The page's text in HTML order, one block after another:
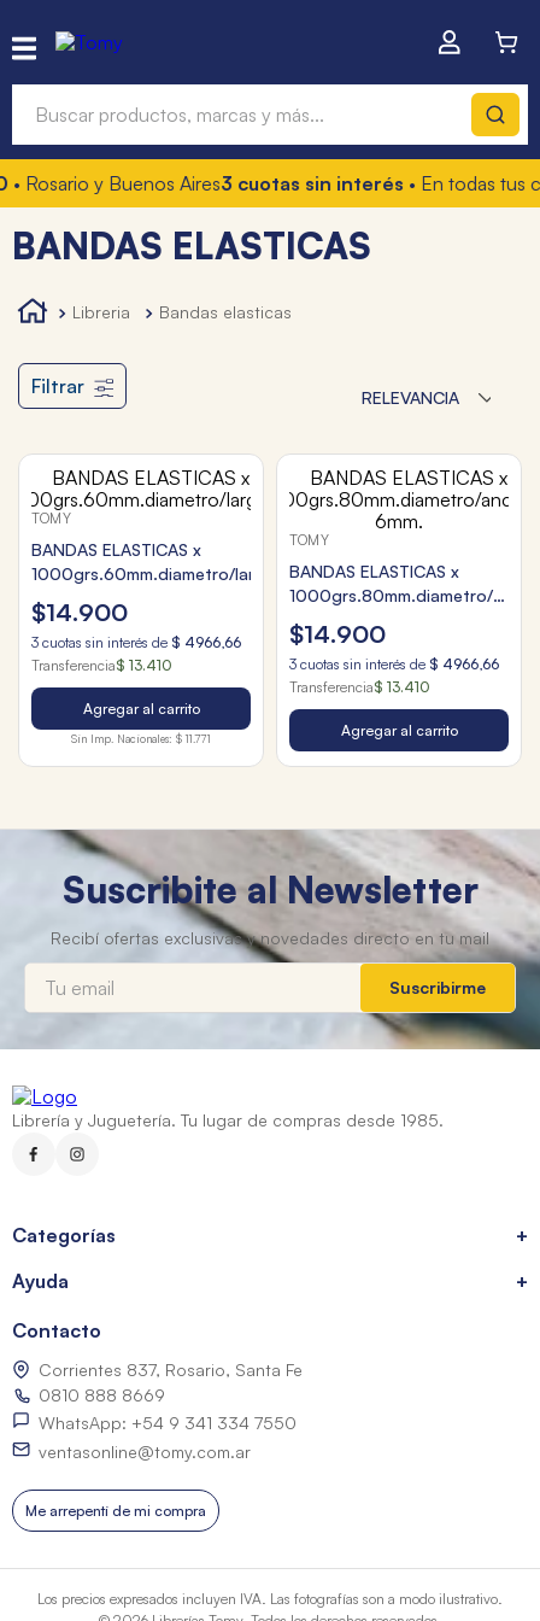
• Rosario y Buenos Aires3 cuotas sin interés• En todas tus
BANDAS ELASTICAS
libreria bandas elasticas
Filtrar RELEVANCIA
TOMY
BANDAS ELASTICAS x
1000grs.60mm.diametro/largas
$14.900
3 cuotas sin interés de $ 4966,66
Transferencia$ 13.410
Agregar al carrito
Sin Imp. Nacionales: $ 11.771
TOMY
BANDAS ELASTICAS x
1000grs.80mm.diametro/ancho
6mm.
$14.900
3 cuotas sin interés de $ 4966,66
Transferencia$ 13.410
Agregar al carrito
Suscribite al Newsletter
Suscribirme
Librería y Juguetería. Tu lugar de compras desde 1985.
Categorías
+
Ayuda
+
Contacto
Corrientes 837, Rosario, Santa Fe
0810 888 8669
WhatsApp: +54 9 341 334 7550
ventasonline@tomy.com.ar
Me arrepentí de mi compra
Los precios expresados incluyen IVA. Las fotografías son a modo ilustrativo.
Términos más buscados
1.
hot wheels
3.
4. marcadores